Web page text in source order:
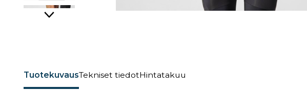
TuotekuvausTekniset tiedotHintatakuu